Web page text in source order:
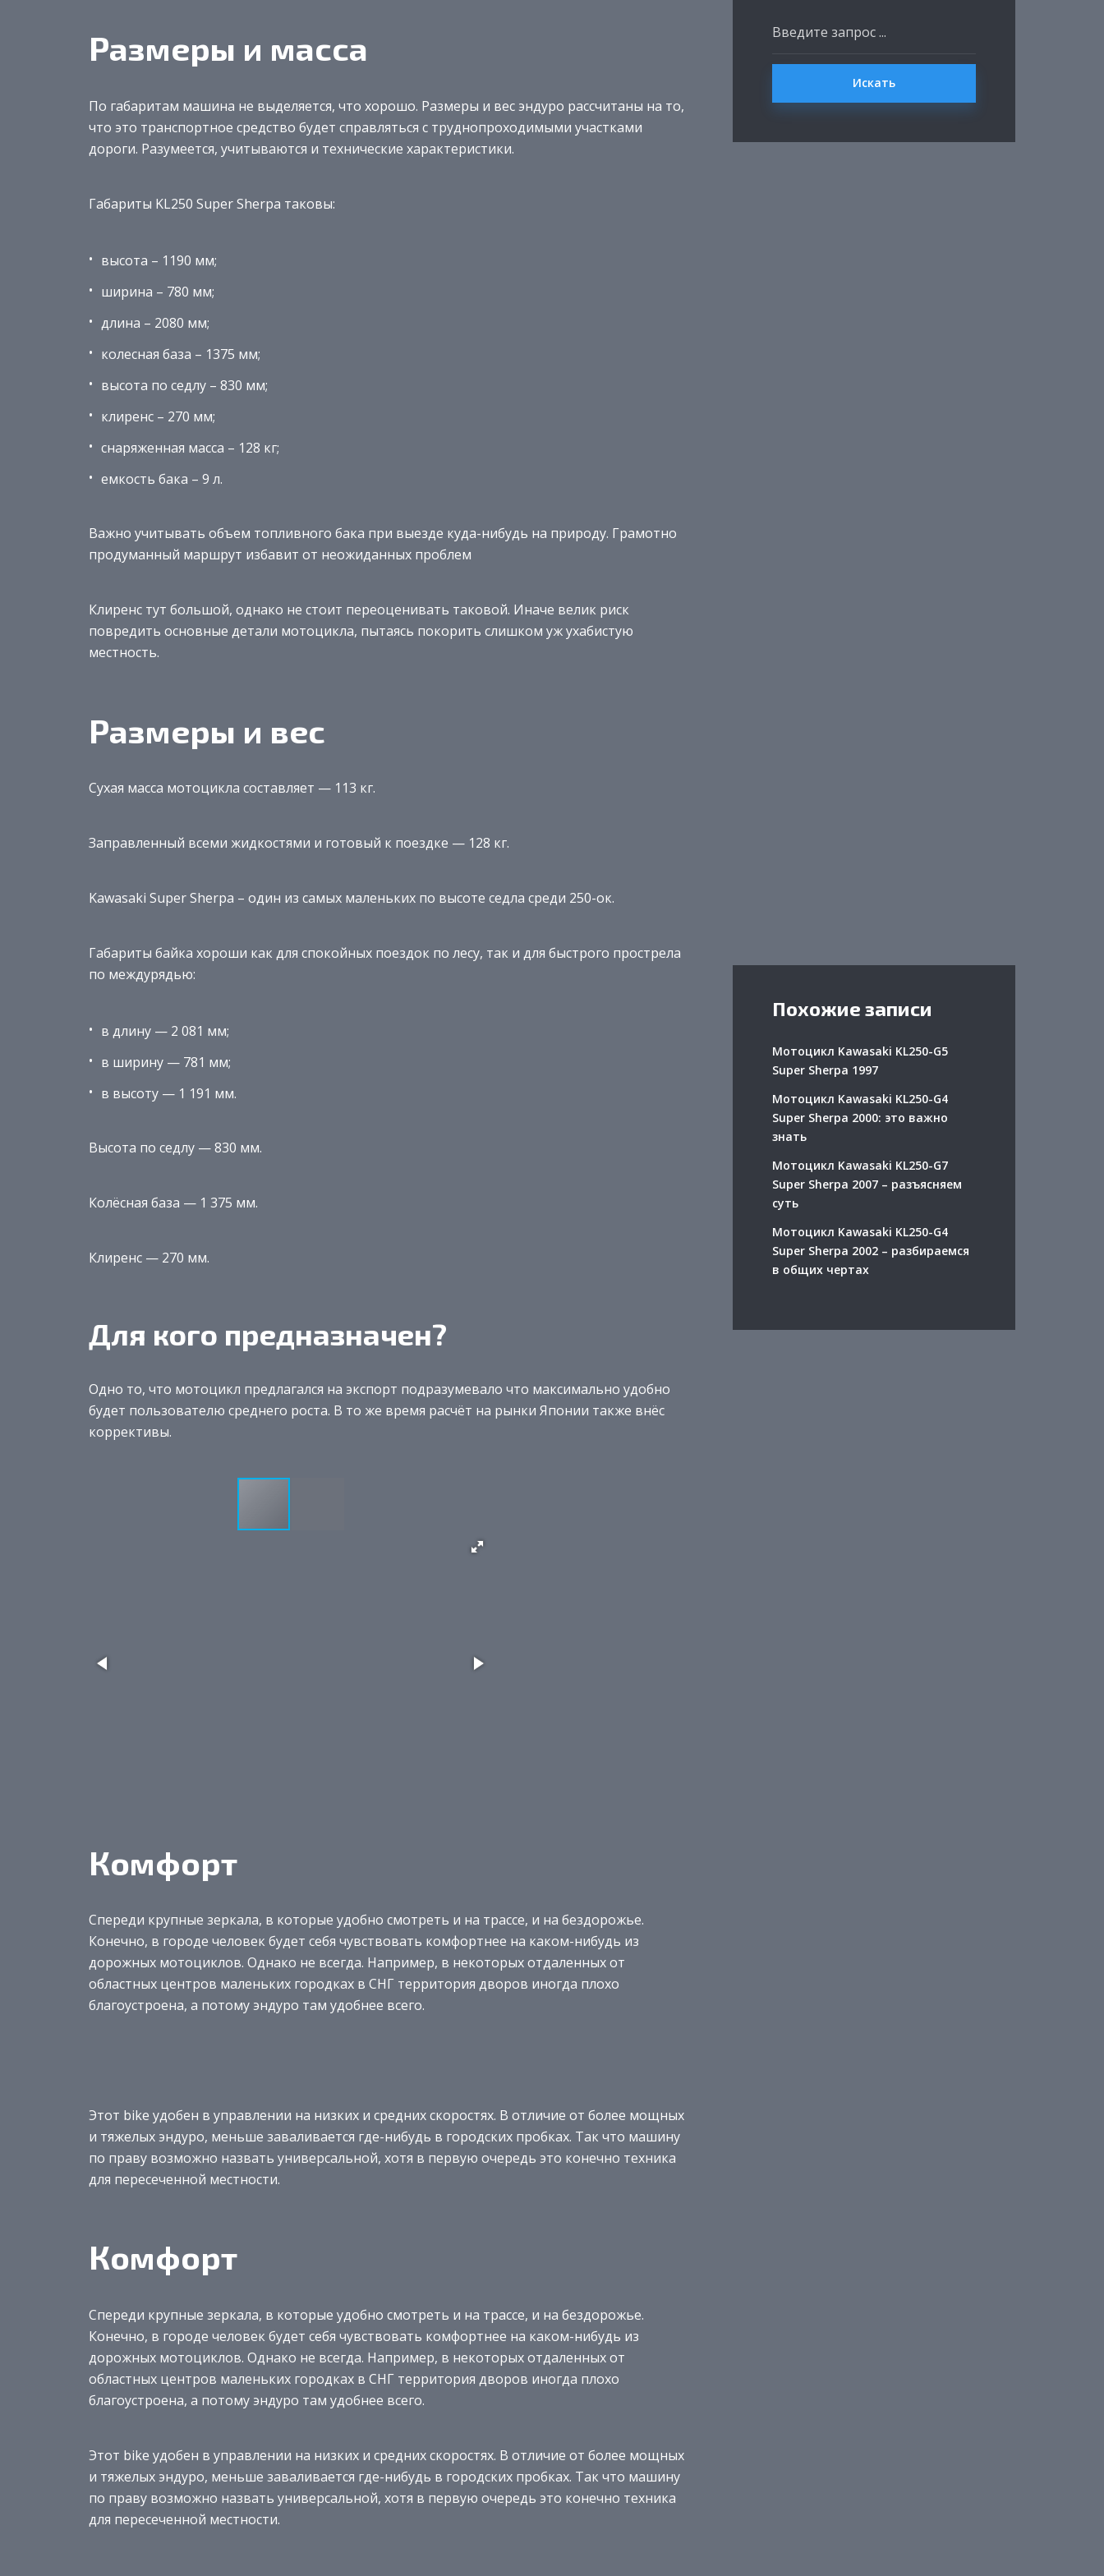
Размеры и масса
По габаритам машина не выделяется, что хорошо. Размеры и вес эндуро рассчитаны на то,
что это транспортное средство будет справляться с труднопроходимыми участками
дороги. Разумеется, учитываются и технические характеристики.
Габариты KL250 Super Sherpa таковы:
высота – 1190 мм;
ширина – 780 мм;
длина – 2080 мм;
колесная база – 1375 мм;
высота по седлу – 830 мм;
клиренс – 270 мм;
снаряженная масса – 128 кг;
емкость бака – 9 л.
Важно учитывать объем топливного бака при выезде куда-нибудь на природу. Грамотно
продуманный маршрут избавит от неожиданных проблем
Клиренс тут большой, однако не стоит переоценивать таковой. Иначе велик риск
повредить основные детали мотоцикла, пытаясь покорить слишком уж ухабистую
местность.
Размеры и вес
Сухая масса мотоцикла составляет — 113 кг.
Заправленный всеми жидкостями и готовый к поездке — 128 кг.
Kawasaki Super Sherpa – один из самых маленьких по высоте седла среди 250-ок.
Габариты байка хороши как для спокойных поездок по лесу, так и для быстрого прострела
по междурядью:
в длину — 2 081 мм;
в ширину — 781 мм;
в высоту — 1 191 мм.
Высота по седлу — 830 мм.
Колёсная база — 1 375 мм.
Клиренс — 270 мм.
Для кого предназначен?
Одно то, что мотоцикл предлагался на экспорт подразумевало что максимально удобно
будет пользователю среднего роста. В то же время расчёт на рынки Японии также внёс
коррективы.
Комфорт
Спереди крупные зеркала, в которые удобно смотреть и на трассе, и на бездорожье.
Конечно, в городе человек будет себя чувствовать комфортнее на каком-нибудь из
дорожных мотоциклов. Однако не всегда. Например, в некоторых отдаленных от
областных центров маленьких городках в СНГ территория дворов иногда плохо
благоустроена, а потому эндуро там удобнее всего.
Этот bike удобен в управлении на низких и средних скоростях. В отличие от более мощных
и тяжелых эндуро, меньше заваливается где-нибудь в городских пробках. Так что машину
по праву возможно назвать универсальной, хотя в первую очередь это конечно техника
для пересеченной местности.
Комфорт
Спереди крупные зеркала, в которые удобно смотреть и на трассе, и на бездорожье.
Конечно, в городе человек будет себя чувствовать комфортнее на каком-нибудь из
дорожных мотоциклов. Однако не всегда. Например, в некоторых отдаленных от
областных центров маленьких городках в СНГ территория дворов иногда плохо
благоустроена, а потому эндуро там удобнее всего.
Этот bike удобен в управлении на низких и средних скоростях. В отличие от более мощных
и тяжелых эндуро, меньше заваливается где-нибудь в городских пробках. Так что машину
по праву возможно назвать универсальной, хотя в первую очередь это конечно техника
для пересеченной местности.
Искать
Похожие записи
Мотоцикл Kawasaki KL250-G5
Super Sherpa 1997
Мотоцикл Kawasaki KL250-G4
Super Sherpa 2000: это важно
знать
Мотоцикл Kawasaki KL250-G7
Super Sherpa 2007 – разъясняем
суть
Мотоцикл Kawasaki KL250-G4
Super Sherpa 2002 – разбираемся
в общих чертах